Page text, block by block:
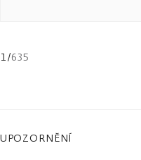
1/635
UPOZORNĚNÍ